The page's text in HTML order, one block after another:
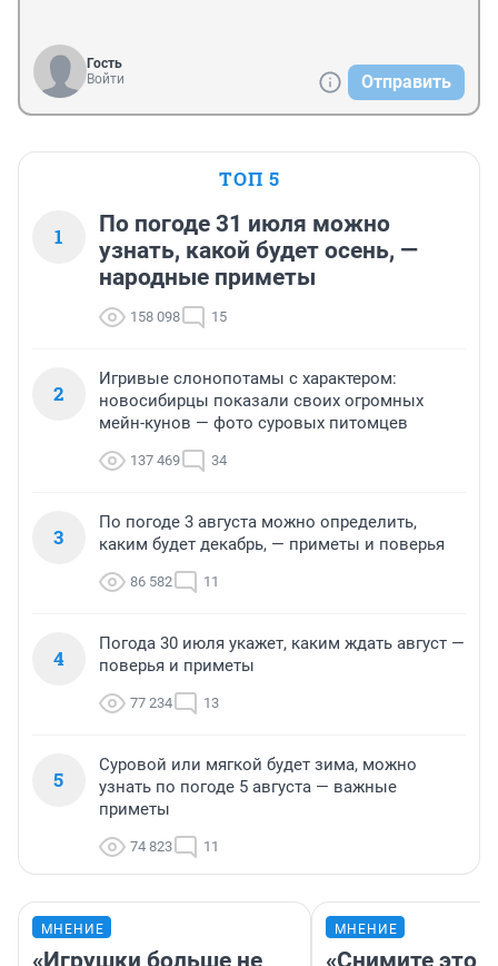
Гость
Войти
Отправить
ТОП 5
1
По погоде 31 июля можно
узнать, какой будет осень, —
народные приметы
158 098 15
2
Игривые слонопотамы с характером:
новосибирцы показали своих огромных
мейн-кунов — фото суровых питомцев
137 469 34
3
По погоде 3 августа можно определить,
каким будет декабрь, — приметы и поверья
86 582 11
4
Погода 30 июля укажет, каким ждать август —
поверья и приметы
77 234 13
5
Суровой или мягкой будет зима, можно
узнать по погоде 5 августа — важные
приметы
74 823 11
МНЕНИЕ
«Игрушки больше не
МНЕНИЕ
«Снимите это